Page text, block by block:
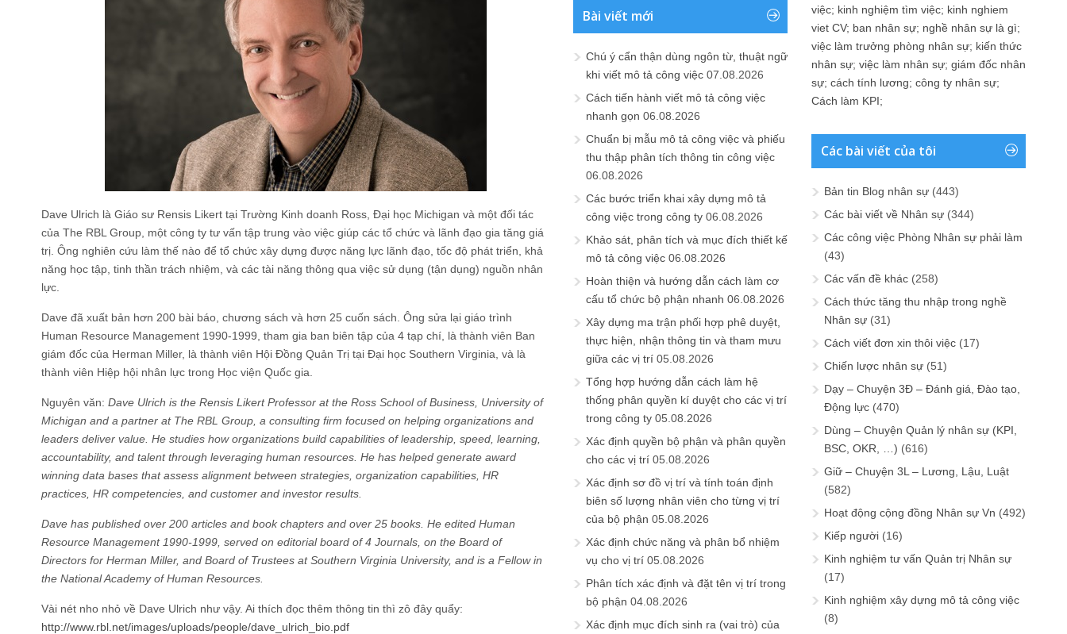
Dave Ulrich là Giáo sư Rensis Likert tại Trường Kinh doanh Ross, Đại học Michigan và một đối tác
của The RBL Group, một công ty tư vấn tập trung vào việc giúp các tổ chức và lãnh đạo gia tăng giá
trị. Ông nghiên cứu làm thế nào để tổ chức xây dựng được năng lực lãnh đạo, tốc độ phát triển, khả
năng học tập, tinh thần trách nhiệm, và các tài năng thông qua việc sử dụng (tận dụng) nguồn nhân
lực.
Dave đã xuất bản hơn 200 bài báo, chương sách và hơn 25 cuốn sách. Ông sửa lại giáo trình
Human Resource Management 1990-1999, tham gia ban biên tập của 4 tạp chí, là thành viên Ban
giám đốc của Herman Miller, là thành viên Hội Đồng Quản Trị tại Đại học Southern Virginia, và là
thành viên Hiệp hội nhân lực trong Học viện Quốc gia.
Nguyên văn: Dave Ulrich is the Rensis Likert Professor at the Ross School of Business, University of
Michigan and a partner at The RBL Group, a consulting firm focused on helping organizations and
leaders deliver value. He studies how organizations build capabilities of leadership, speed, learning,
accountability, and talent through leveraging human resources. He has helped generate award
winning data bases that assess alignment between strategies, organization capabilities, HR
practices, HR competencies, and customer and investor results.
Dave has published over 200 articles and book chapters and over 25 books. He edited Human
Resource Management 1990-1999, served on editorial board of 4 Journals, on the Board of
Directors for Herman Miller, and Board of Trustees at Southern Virginia University, and is a Fellow in
the National Academy of Human Resources.
Vài nét nho nhỏ về Dave Ulrich như vậy. Ai thích đọc thêm thông tin thì zô đây quẩy:
http://www.rbl.net/images/uploads/people/dave_ulrich_bio.pdf
Bài viết mới
Chú ý cẩn thận dùng ngôn từ, thuật ngữ
khi viết mô tả công việc 07.08.2026
Cách tiến hành viết mô tả công việc
nhanh gọn 06.08.2026
Chuẩn bị mẫu mô tả công việc và phiếu
thu thập phân tích thông tin công việc
06.08.2026
Các bước triển khai xây dựng mô tả
công việc trong công ty 06.08.2026
Khảo sát, phân tích và mục đích thiết kế
mô tả công việc 06.08.2026
Hoàn thiện và hướng dẫn cách làm cơ
cấu tổ chức bộ phận nhanh 06.08.2026
Xây dựng ma trận phối hợp phê duyệt,
thực hiện, nhận thông tin và tham mưu
giữa các vị trí 05.08.2026
Tổng hợp hướng dẫn cách làm hệ
thống phân quyền kí duyệt cho các vị trí
trong công ty 05.08.2026
Xác định quyền bộ phận và phân quyền
cho các vị trí 05.08.2026
Xác định sơ đồ vị trí và tính toán định
biên số lượng nhân viên cho từng vị trí
của bộ phận 05.08.2026
Xác định chức năng và phân bổ nhiệm
vụ cho vị trí 05.08.2026
Phân tích xác định và đặt tên vị trí trong
bộ phận 04.08.2026
Xác định mục đích sinh ra (vai trò) của
việc; kinh nghiệm tìm việc; kinh nghiem
viet CV; ban nhân sự; nghề nhân sự là gì;
việc làm trưởng phòng nhân sự; kiến thức
nhân sự; việc làm nhân sự; giám đốc nhân
sự; cách tính lương; công ty nhân sự;
Cách làm KPI;
Các bài viết của tôi
Bản tin Blog nhân sự (443)
Các bài viết về Nhân sự (344)
Các công việc Phòng Nhân sự phải làm
(43)
Các vấn đề khác (258)
Cách thức tăng thu nhập trong nghề
Nhân sự (31)
Cách viết đơn xin thôi việc (17)
Chiến lược nhân sự (51)
Dạy – Chuyện 3Đ – Đánh giá, Đào tạo,
Động lực (470)
Dùng – Chuyện Quản lý nhân sự (KPI,
BSC, OKR, …) (616)
Giữ – Chuyện 3L – Lương, Lậu, Luật
(582)
Hoạt động cộng đồng Nhân sự Vn (492)
Kiếp người (16)
Kinh nghiệm tư vấn Quản trị Nhân sự
(17)
Kinh nghiệm xây dựng mô tả công việc
(8)